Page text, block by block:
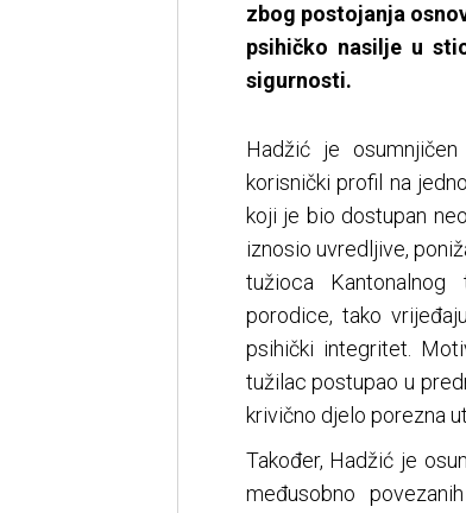
zbog postojanja
psihičko nasilje u
sigurnosti.
Hadžić je
korisnički profil na
koji je bio dostupan
iznosio uvredljive,
tužioca
porodice, tako
psihički integritet.
tužilac postupao u
krivično djelo porezna
Također, Hadžić je
međusobno